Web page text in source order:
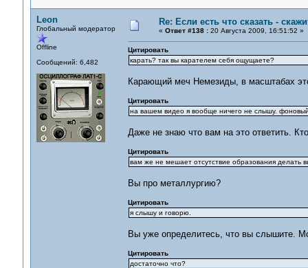
Leon
Глобальный модератор
Offline
Сообщений: 6,482
Re: Если есть что сказать -
« Ответ #138 :20 Августа 2009, 16:51:52 »
Цитировать
карать? так вы карателем себя ощущаете?
Карающий меч Немезиды, в масштабах
Цитировать
на вашем видео я вообще ничего не слышу.
Даже не знаю что вам на это ответить.
Цитировать
вам же не мешает отсутствие образования делать
Вы про металлургию?
Цитировать
я слышу и говорю.
Вы уже определитесь, что вы слышите.
Цитировать
достаточно что?